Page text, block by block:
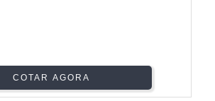
COTAR AGORA